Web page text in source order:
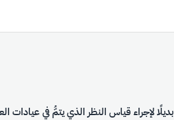
لإجراء قياس النظر الذي يتمُّ في عيادات